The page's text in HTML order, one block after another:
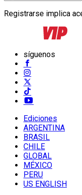
Registrarse implica
síguenos
Ediciones
ARGENTINA
BRASIL
CHILE
GLOBAL
MÉXICO
PERU
US ENGLISH